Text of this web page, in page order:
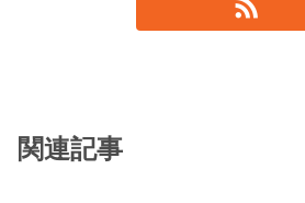
関連記事